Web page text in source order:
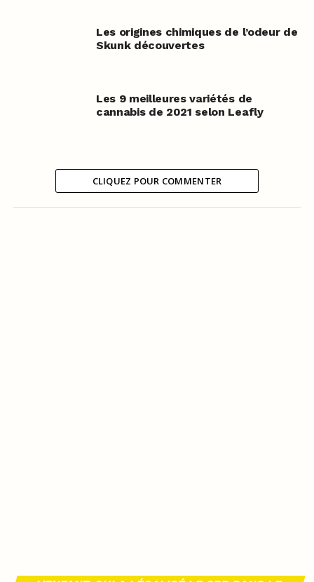
Les origines chimiques de l’odeur de
Skunk découvertes
Les 9 meilleures variétés de
cannabis de 2021 selon Leafly
CLIQUEZ POUR COMMENTER